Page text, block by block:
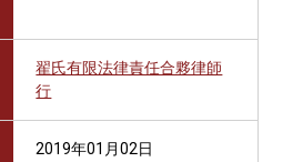
翟氏有限法律責任合夥律師
行
2019年01月02日